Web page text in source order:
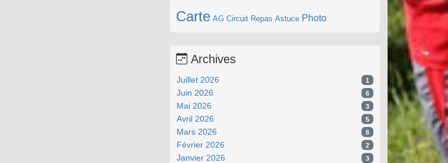
Carte AG Circuit Repas Astuce Photo
Archives
Juillet 2026 1
Juin 2026 6
Mai 2026 3
Avril 2026 5
Mars 2026 8
Février 2026 2
Janvier 2026 3